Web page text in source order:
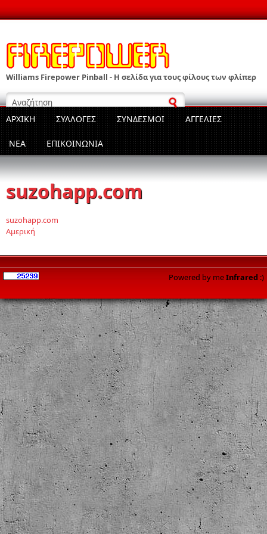
Williams Firepower Pinball - Η σελίδα για τους φίλους των φλίπερ
Φόρμα αναζήτησης
ΑΡΧΙΚΗ ΣΥΛΛΟΓΕΣ ΣΥΝΔΕΣΜΟΙ ΑΓΓΕΛΙΕΣ
ΝΕΑ ΕΠΙΚΟΙΝΩΝΊΑ
suzohapp.com
suzohapp.com
Αμερική
Powered by meInfrared :)